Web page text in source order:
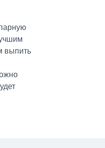
выпить